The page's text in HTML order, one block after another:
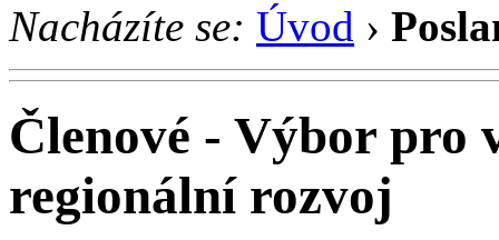
Nacházíte se: Úvod ›
Členové - Výbor pro
regionální rozvoj